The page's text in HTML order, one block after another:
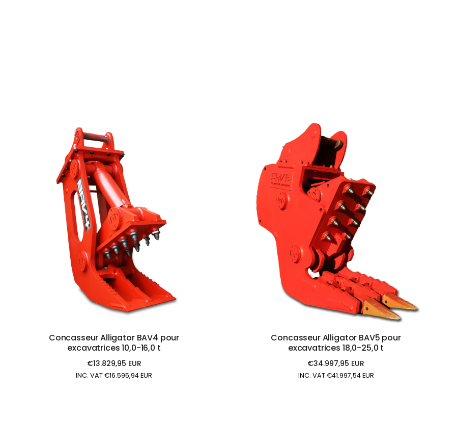
Concasseur Alligator BAV4 pour
excavatrices 10,0-16,0 t
Prix
régulier
€13.829,95 EUR
INC. VAT €16.595,94 EUR
Concasseur Alligator BAV5 pour
excavatrices 18,0-25,0 t
Prix
régulier
€34.997,95 EUR
INC. VAT €41.997,54 EUR